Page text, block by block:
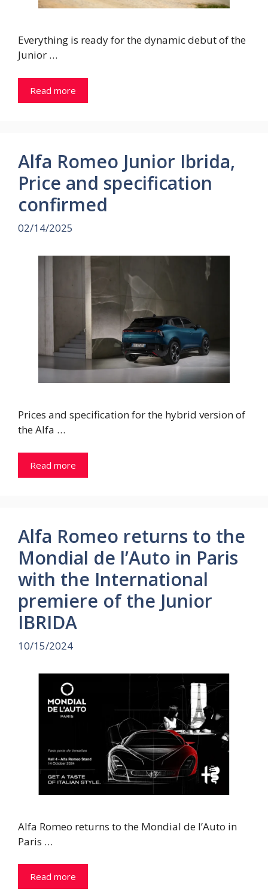
Everything is ready for the dynamic debut of the
Junior …
Read more
Alfa Romeo Junior Ibrida,
Price and specification
confirmed
02/14/2025
Prices and specification for the hybrid version of
the Alfa …
Read more
Alfa Romeo returns to the
Mondial de l’Auto in Paris
with the International
premiere of the Junior
IBRIDA
10/15/2024
Alfa Romeo returns to the Mondial de l’Auto in
Paris …
Read more